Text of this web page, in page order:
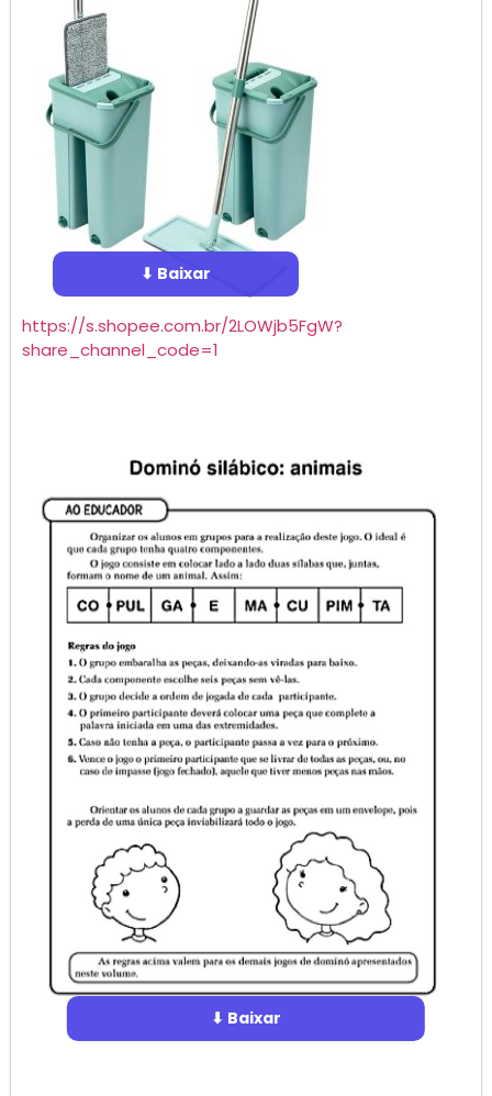
⬇ Baixar
https://s.shopee.com.br/2LOWjb5FgW?
share_channel_code=1
⬇ Baixar